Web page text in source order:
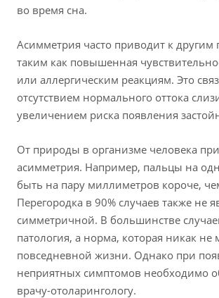
во время сна.
Асимметрия часто приводит к другим
таким как повышенная
или аллергическим реакциям. Это
отсутствием нормального оттока
увеличением риска появления
От природы в организме человека
асимметрия. Например, пальцы на
быть на пару миллиметров короче,
Перегородка в 90% случаев также не
симметричной. В большинстве
патология, а норма, которая никак не
повседневной жизни. Однако при
неприятных симптомов необходимо
врачу-отоларингологу.